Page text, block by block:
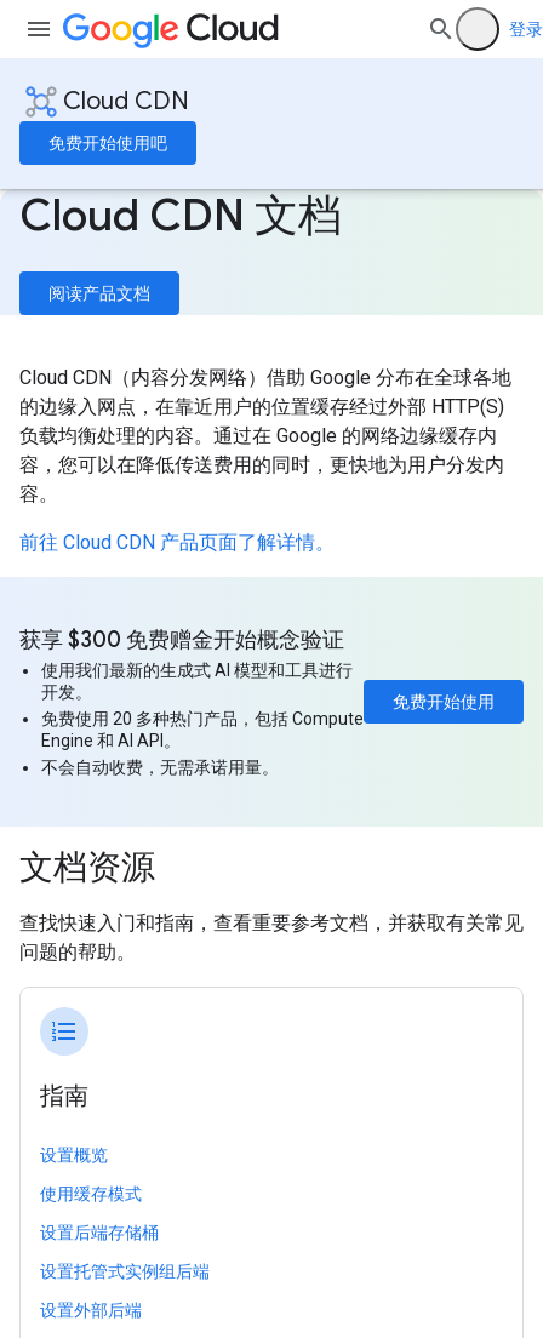
登录
Cloud CDN
免费开始使用吧
Cloud CDN 文档
阅读产品文档
Cloud CDN（内容分发网络）借助 Google 分布在全球各地
的边缘入网点，在靠近用户的位置缓存经过外部 HTTP(S)
负载均衡处理的内容。通过在 Google 的网络边缘缓存内
容，您可以在降低传送费用的同时，更快地为用户分发内
容。
前往 Cloud CDN 产品页面了解详情。
免费开始使用
获享 $300 免费赠金开始概念验证
使用我们最新的生成式 AI 模型和工具进行
开发。
免费使用 20 多种热门产品，包括 Compute
Engine 和 AI API。
不会自动收费，无需承诺用量。
文档资源
查找快速入门和指南，查看重要参考文档，并获取有关常见
问题的帮助。
format_list_numbered
指南
设置概览
使用缓存模式
设置后端存储桶
设置托管式实例组后端
设置外部后端